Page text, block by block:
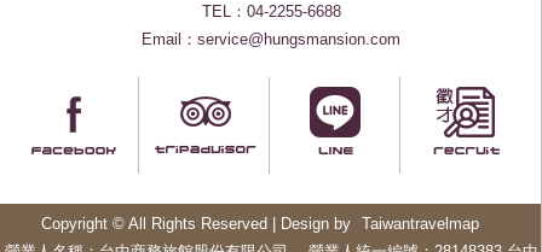
TEL：04-2255-6688
Email：service@hungsmansion.com
Copyright © All Rights Reserved | Design by Taiwantravelmap